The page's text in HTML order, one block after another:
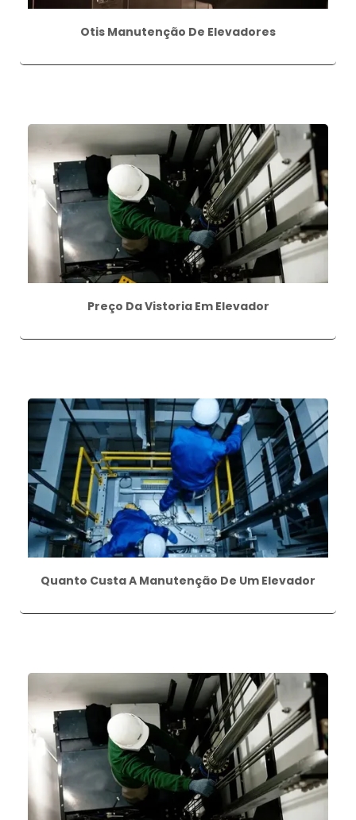
Otis Manutenção De Elevadores
Preço Da Vistoria Em Elevador
Quanto Custa A Manutenção De Um Elevador